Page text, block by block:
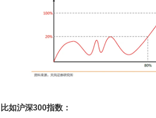
比如沪深300指数：